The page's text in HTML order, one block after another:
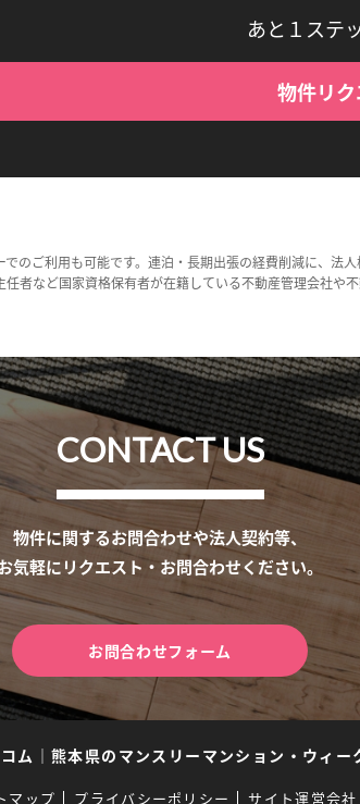
あと１ステ
物件リ
のご利用も可能です。連泊・長期出張の経費削減に、法人
者など国家資格保有者が在籍している不動産管理会社や
CONTACT US
物件に関するお問合わせや法人契約等、
気軽にリクエスト・お問合わせください。
お問合わせフォーム
ム ｜ 熊本県のマンスリーマンション・ウィー
マップ プライバシーポリシー サイト運営会社